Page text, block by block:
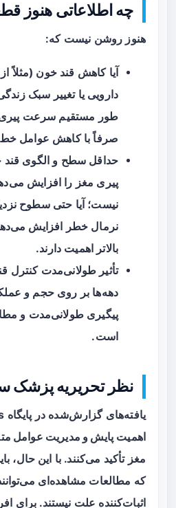
چه اطلاعاتی هنوز
هنوز روشن نیست که:
آیا کاهش قند خون (مثلاً
دارویی یا تغییر سبک
طور مستقیم سرعت پیری
صرفاً با کاهش عوامل
حداقل سطح و الگوی
پیری مغز را افزایش
نیست؛ آیا حتی سطوح
نرمال خطر افزایش
بالاتر اهمیت دارند.
تأثیر طولانی‌مدت کنترل
دهه‌ها بر روی حجم و
پیگیری طولانی‌مدت و
است.
نظر تحریریه پزشک
اهمیت پایش و مدیریت عوامل
مغز تأکید می‌کنند. با این حال،
که مطالعات مشاهده‌ای
اثبات‌کننده علت نیستند. برای